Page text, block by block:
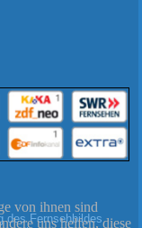
des Fernsehbildes
von ihnen sind
uns helfen, diese